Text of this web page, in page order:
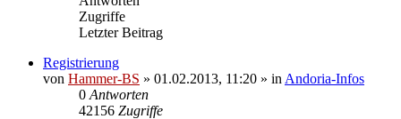
Zugriffe
Letzter Beitrag
Registrierung
von Hammer-BS » 01.02.2013, 11:20 » in Andoria-Infos
0 Antworten
42156 Zugriffe